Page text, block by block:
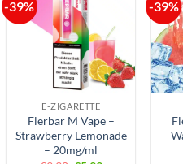
-39%
E-ZIGARETTE
Flerbar M Vape –
Strawberry Lemonade
– 20mg/ml
-39%